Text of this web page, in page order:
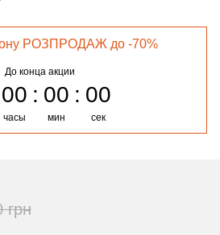
РОЗПРОДАЖ до -70%
До конца акции
00
часы
00
мин
00
сек
грн